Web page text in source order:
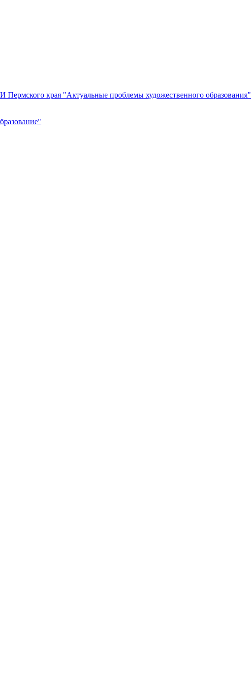
края "Актуальные проблемы художественного образования"